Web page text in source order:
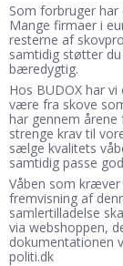
Som forbruger
Mange firmaer i
resterne af
samtidig støtter
bæredygtig.
Hos BUDOX har
være fra skove
har gennem
strenge krav til
sælge kvalitets
samtidig passe
Våben som kræver
fremvisning af
samlertilladelse
via webshoppen,
dokumentationen
politi.dk